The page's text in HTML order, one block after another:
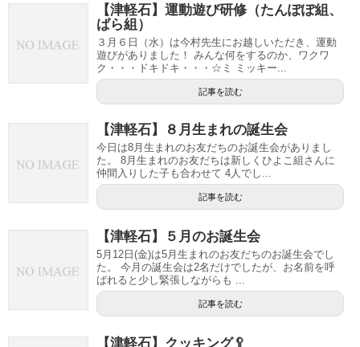
【津軽石】運動遊び研修（たんぽぽ組、
ばら組）
３月６日（水）は今村先生にお越しいただき、運動
遊びがありました！ みんな何をするのか、ワクワ
ク・・・ドキドキ・・・☆ミ ミッキー...
記事を読む
【津軽石】８月生まれの誕生会
今日は8月生まれのお友だちのお誕生会がありまし
た。 8月生まれのお友だちは新しくひよこ組さんに
仲間入りした子も合わせて 4人でし...
記事を読む
【津軽石】５月のお誕生会
5月12日(金)は5月生まれのお友だちのお誕生会でし
た。 今月の誕生会は2名だけでしたが、お名前を呼
ばれると少し緊張しながらも ...
記事を読む
【津軽石】クッキング🥄